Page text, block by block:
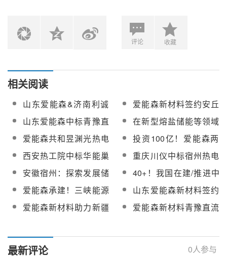
评论 收藏
相关阅读
山东爱能森&济南利诚
健康集团签署战略合作
协议，推进风光热储一
体化等项目建设
爱能森新材料签约安丘
市“高温熔盐+”电站熔盐
材料与装备采购
山东爱能森中标青豫直
流二期10万千瓦光热工
程储罐预热、化盐及升
温工程施工
在新型熔盐储能等领域
共谋合作，东营港经开
区朱胜勇一行走访深圳
爱能森控股集团
爱能森共和昱渊光热电
站补盐化盐项目顺利进
场
投资100亿！爱能森两
个高温熔盐独立调峰调
频储能电站项目进一步
推进
西安热工院中标华能巢
湖基于熔盐储热的机组
灵活性综合提升改造可
行性研究报告编制
重庆川仪中标宿州热电
基于熔盐储热的煤电灵
活性关键技术研究及示
范应用项目熔盐系统阀
门
安徽宿州：探索发展储
能系统、熔盐储能等储
能集成设备及技术发展
40+！我国在建/推进中
熔盐储能（非光热发
电）项目统计
爱能森承建！三峡能源
青豫直流二期10万千瓦
光热项目熔盐共晶工程
山东爱能森新材料签约
中能储，携手推进当阳
储能电站项目
爱能森新材料助力新疆
务
爱能森新材料青豫直流
最新评论 0人参与